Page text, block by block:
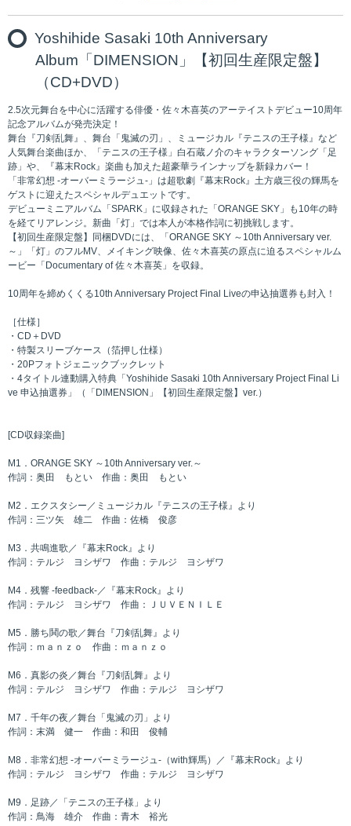
Yoshihide Sasaki 10th Anniversary
Album「DIMENSION」【初回生産限定盤】
（CD+DVD）
2.5次元舞台を中心に活躍する俳優・佐々木喜英のアーテイストデビュー10周年
記念アルバムが発売決定！
舞台『刀剣乱舞』、舞台「鬼滅の刃」、ミュージカル『テニスの王子様』など
人気舞台楽曲ほか、「テニスの王子様」白石蔵ノ介のキャラクターソング「足
跡」や、『幕末Rock』楽曲も加えた超豪華ラインナップを新録カバー！
「非常幻想 -オーバーミラージュ-」は超歌劇『幕末Rock』土方歳三役の輝馬を
ゲストに迎えたスペシャルデュエットです。
デビューミニアルバム「SPARK」に収録された「ORANGE SKY」も10年の時
を経てリアレンジ。新曲「灯」では本人が本格作詞に初挑戦します。
【初回生産限定盤】同梱DVDには、「ORANGE SKY ～10th Anniversary ver.
～」「灯」のフルMV、メイキング映像、佐々木喜英の原点に迫るスペシャルム
ービー「Documentary of 佐々木喜英」を収録。
10周年を締めくくる10th Anniversary Project Final Liveの申込抽選券も封入！
［仕様］
・CD＋DVD
・特製スリーブケース（箔押し仕様）
・20Pフォトジェニックブックレット
・4タイトル連動購入特典「Yoshihide Sasaki 10th Anniversary Project Final Li
ve 申込抽選券」（「DIMENSION」【初回生産限定盤】ver.）
[CD収録楽曲]
M1．ORANGE SKY ～10th Anniversary ver.～
作詞：奥田 もとい 作曲：奥田 もとい
M2．エクスタシー／ミュージカル『テニスの王子様』より
作詞：三ツ矢 雄二 作曲：佐橋 俊彦
M3．共鳴進歌／『幕末Rock』より
作詞：テルジ ヨシザワ 作曲：テルジ ヨシザワ
M4．残響 -feedback-／『幕末Rock』より
作詞：テルジ ヨシザワ 作曲：ＪＵＶＥＮＩＬＥ
M5．勝ち鬨の歌／舞台『刀剣乱舞』より
作詞：ｍａｎｚｏ 作曲：ｍａｎｚｏ
M6．真影の炎／舞台『刀剣乱舞』より
作詞：テルジ ヨシザワ 作曲：テルジ ヨシザワ
M7．千年の夜／舞台「鬼滅の刃」より
作詞：末満 健一 作曲：和田 俊輔
M8．非常幻想 -オーバーミラージュ-（with輝馬）／『幕末Rock』より
作詞：テルジ ヨシザワ 作曲：テルジ ヨシザワ
M9．足跡／「テニスの王子様」より
作詞：鳥海 雄介 作曲：青木 裕光